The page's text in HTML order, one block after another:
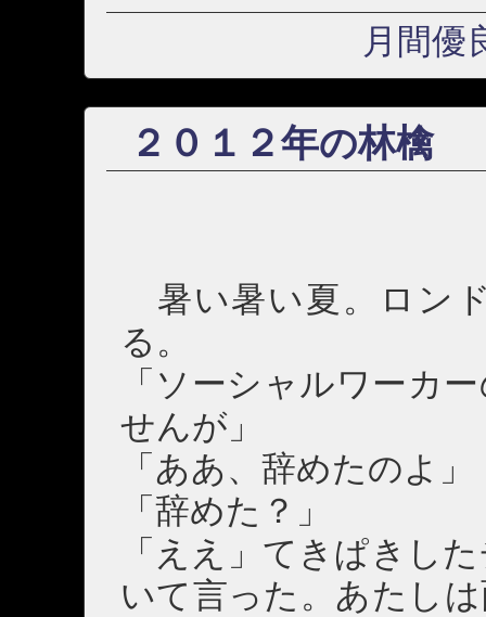
月間優
２０１２年の林檎
暑い暑い夏。ロン
る。
「ソーシャルワーカ
せんが」
「ああ、辞めたのよ」
「辞めた？」
「ええ」てきぱきし
いて言った。あたし